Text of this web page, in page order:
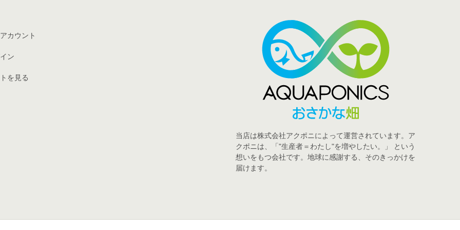
カウント
ン
を見る
当店は株式会社アクポニによって運営されています。ア
クポニは、「"生産者＝わたし"を増やしたい。」 という
想いをもつ会社です。地球に感謝する、そのきっかけを
届けます。